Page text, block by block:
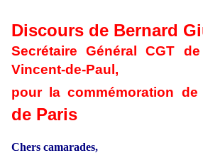
Discours de Bernard
Secrétaire Général CGT
Vincent-de-Paul,
pour la commémoration de
de Paris
Chers camarades,